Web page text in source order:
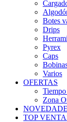
Botes
Drips
Pyrex
Caps
Varios
OFERTAS
Zona
TOP